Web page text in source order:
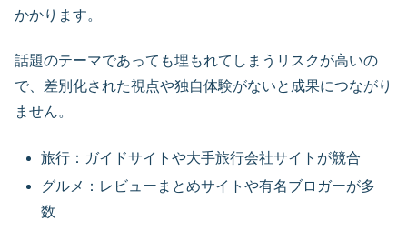
かかります。
話題のテーマであっても埋もれてしまうリスクが高いの
で、差別化された視点や独自体験がないと成果につながり
ません。
旅行：ガイドサイトや大手旅行会社サイトが競合
グルメ：レビューまとめサイトや有名ブロガーが多
数